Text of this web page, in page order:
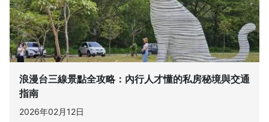
浪漫台三線景點全攻略：內行人才懂的私房秘境與交通
指南
2026年02月12日